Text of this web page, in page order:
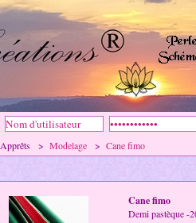
Apprêts > Modelage > Cane fimo
Cane fimo
Demi pastèque -